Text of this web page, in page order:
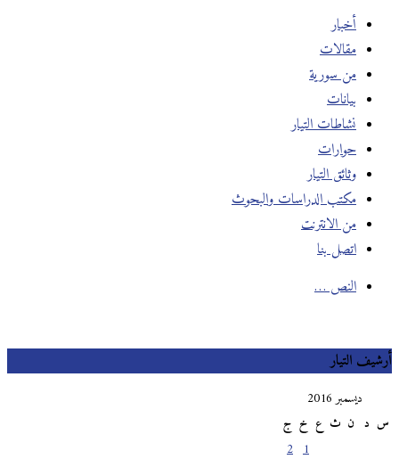
أخبار
مقالات
من سورية
بيانات
نشاطات التيار
حوارات
وثائق التيار
مكتب الدراسات والبحوث
من الانترنت
اتصل بنا
النص …
أرشيف التيار
ديسمبر 2016
س
ث خ ج